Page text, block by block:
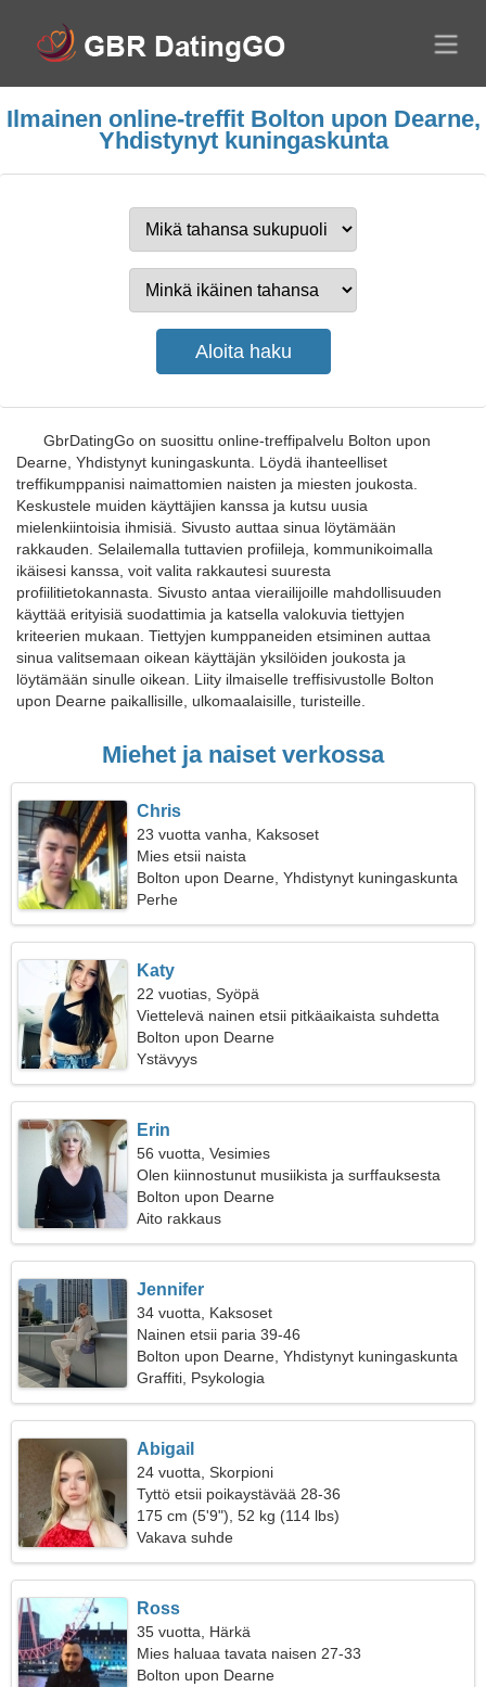
Ilmainen online-treffit Bolton upon Dearne,
Yhdistynyt kuningaskunta
GbrDatingGo on suosittu online-treffipalvelu Bolton upon
Dearne, Yhdistynyt kuningaskunta. Löydä ihanteelliset
treffikumppanisi naimattomien naisten ja miesten joukosta.
Keskustele muiden käyttäjien kanssa ja kutsu uusia
mielenkiintoisia ihmisiä. Sivusto auttaa sinua löytämään
rakkauden. Selailemalla tuttavien profiileja, kommunikoimalla
ikäisesi kanssa, voit valita rakkautesi suuresta
profiilitietokannasta. Sivusto antaa vierailijoille mahdollisuuden
käyttää erityisiä suodattimia ja katsella valokuvia tiettyjen
kriteerien mukaan. Tiettyjen kumppaneiden etsiminen auttaa
sinua valitsemaan oikean käyttäjän yksilöiden joukosta ja
löytämään sinulle oikean. Liity ilmaiselle treffisivustolle Bolton
upon Dearne paikallisille, ulkomaalaisille, turisteille.
Miehet ja naiset verkossa
Chris
23 vuotta vanha, Kaksoset
Mies etsii naista
Bolton upon Dearne, Yhdistynyt kuningaskunta
Perhe
Katy
22 vuotias, Syöpä
Viettelevä nainen etsii pitkäaikaista suhdetta
Bolton upon Dearne
Ystävyys
Erin
56 vuotta, Vesimies
Olen kiinnostunut musiikista ja surffauksesta
Bolton upon Dearne
Aito rakkaus
Jennifer
34 vuotta, Kaksoset
Nainen etsii paria 39-46
Bolton upon Dearne, Yhdistynyt kuningaskunta
Graffiti, Psykologia
Abigail
24 vuotta, Skorpioni
Tyttö etsii poikaystävää 28-36
175 cm (5'9"), 52 kg (114 lbs)
Vakava suhde
Ross
35 vuotta, Härkä
Mies haluaa tavata naisen 27-33
Bolton upon Dearne